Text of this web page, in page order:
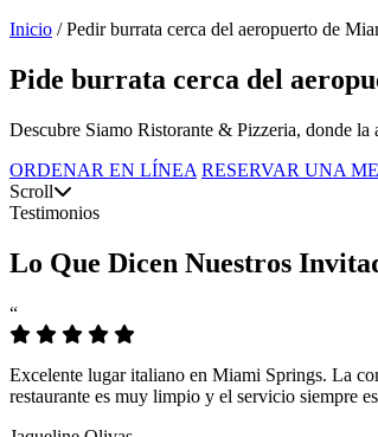
Inicio / Pedir burrata cerca del aeropuerto de
Pide burrata cerca del
Descubre Siamo Ristorante & Pizzeria, donde
ORDENAR EN LÍNEA RESERVAR UNA
Scroll
Testimonios
Lo Que Dicen Nuestros
“
Excelente lugar italiano en Miami Springs. La
restaurante es muy limpio y el servicio siempre